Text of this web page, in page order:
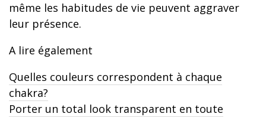
même les habitudes de vie peuvent aggraver
leur présence.
A lire également
Quelles couleurs correspondent à chaque
chakra?
Porter un total look transparent en toute